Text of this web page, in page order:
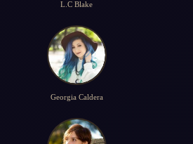
L.C Blake
Georgia Caldera